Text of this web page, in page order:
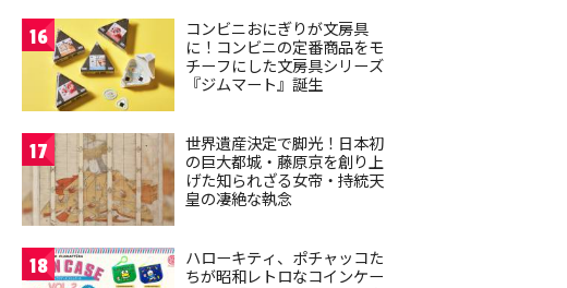
16
コンビニおにぎりが文房具
に！コンビニの定番商品をモ
チーフにした文房具シリーズ
『ジムマート』誕生
17
世界遺産決定で脚光！日本初
の巨大都城・藤原京を創り上
げた知られざる女帝・持統天
皇の凄絶な執念
18
ハローキティ、ポチャッコた
ちが昭和レトロなコインケー